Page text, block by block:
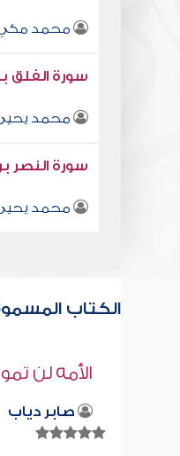
محمد
سورة الفلق
محمد
سورة النصر
محمد
الكتاب
قراءة
محمد